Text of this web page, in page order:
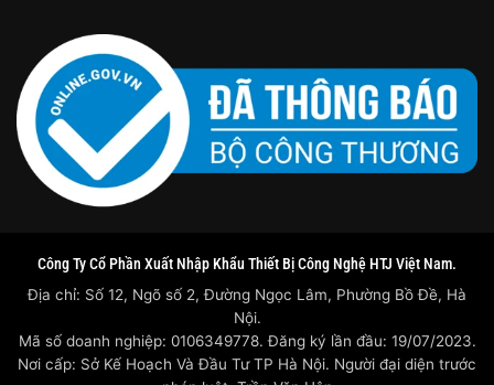
Công Ty Cổ Phần Xuất Nhập Khẩu Thiết Bị Công Nghệ HTJ Việt Nam.
Địa chỉ: Số 12, Ngõ số 2, Đường Ngọc Lâm, Phường Bồ Đề, Hà
Nội.
Mã số doanh nghiệp: 0106349778. Đăng ký lần đầu: 19/07/2023.
Nơi cấp: Sở Kế Hoạch Và Đầu Tư TP Hà Nội. Người đại diện trước